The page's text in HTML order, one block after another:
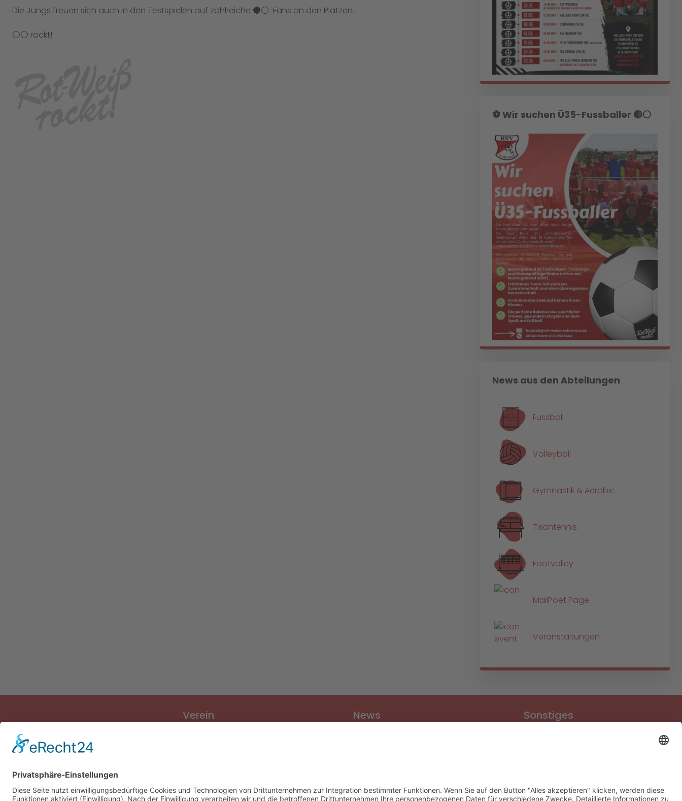
Die Jungs freuen sich auch in den Testspielen auf zahlreiche 🔴⚪️-Fans an den Plätzen.
🔴⚪️ rockt!
⚽️ Wir suchen Ü35-Fussballer 🔴⚪️
News aus den Abteilungen
Fussball
Volleyball
Gymnastik & Aerobic
Tischtennis
Footvolley
MailPoet Page
Veranstaltungen
Verein News Sonstiges